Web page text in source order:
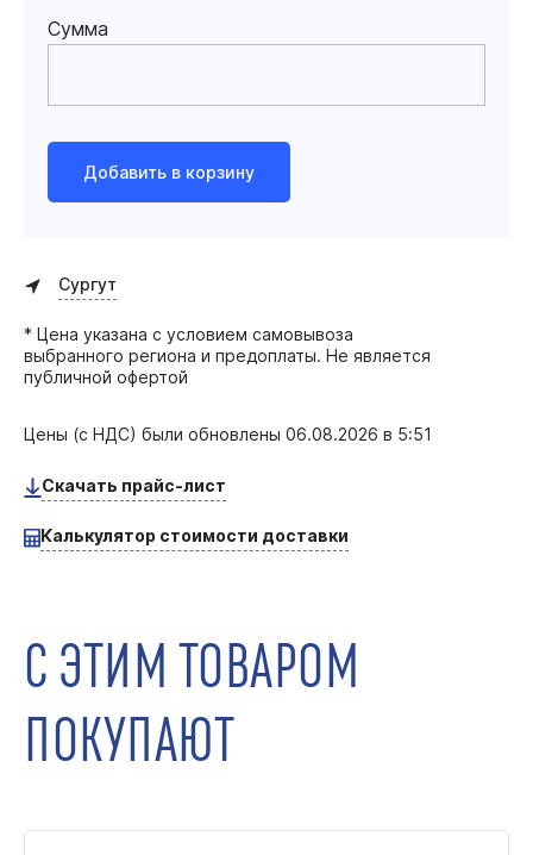
Сумма
Добавить в корзину
Сургут
* Цена указана с условием самовывоза
выбранного региона и предоплаты. Не является
публичной офертой
Цены (с НДС) были обновлены 06.08.2026 в 5:51
Скачать прайс-лист
Калькулятор стоимости доставки
С ЭТИМ ТОВАРОМ
ПОКУПАЮТ